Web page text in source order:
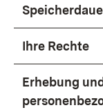
Ihre Rechte
Erhebung